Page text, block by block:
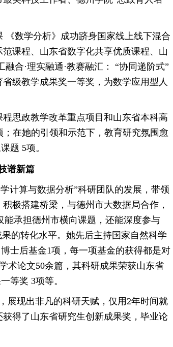
《数学分析》成功跻身国家线上线下混合
课程、山东省数字化共享优质课程、山
合·理实融通·教赛融汇： “协同递阶式”
级教学成果奖一等奖，为数学应用型人
思政教学改革重点项目和山东省本科高
在她的引领和示范下，教育研究氛围愈
题 5项。
谱新篇
计算与数据分析”科研团队的发展，带领
极搭建桥梁，与德州市大数据局合作，
能承担德州市横向课题，还能深度参与
的转化水平。她先后主持国家自然科学
士后基金1项，每一项基金的获得都是对
术论文50余篇，其科研成果荣获山东省
等奖 3项等。
展现出非凡的科研天赋，仅用2年时间就
得了山东省研究生创新成果奖，毕业论